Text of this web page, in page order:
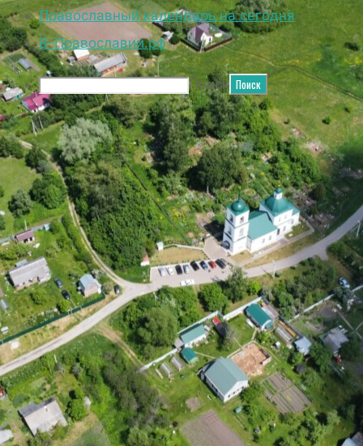
Православный календарь на сегодня
В-Православии.рф
Поиск